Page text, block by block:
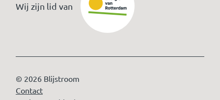
Wij zijn lid van
© 2026 Blijstroom
Contact